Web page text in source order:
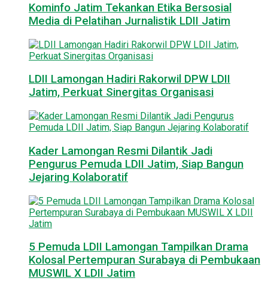
Kominfo Jatim Tekankan Etika Bersosial
Media di Pelatihan Jurnalistik LDII Jatim
LDII Lamongan Hadiri Rakorwil DPW LDII
Jatim, Perkuat Sinergitas Organisasi
Kader Lamongan Resmi Dilantik Jadi
Pengurus Pemuda LDII Jatim, Siap Bangun
Jejaring Kolaboratif
5 Pemuda LDII Lamongan Tampilkan Drama
Kolosal Pertempuran Surabaya di Pembukaan
MUSWIL X LDII Jatim